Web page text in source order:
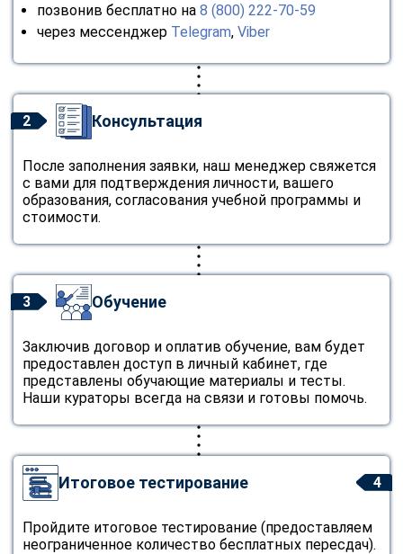
позвонив бесплатно на 8 (800) 222-70-59
через мессенджер Telegram, Viber
2 Консультация
После заполнения заявки, наш менеджер свяжется
с вами для подтверждения личности, вашего
образования, согласования учебной программы и
стоимости.
3 Обучение
Заключив договор и оплатив обучение, вам будет
предоставлен доступ в личный кабинет, где
представлены обучающие материалы и тесты.
Наши кураторы всегда на связи и готовы помочь.
4
Итоговое тестирование
Пройдите итоговое тестирование (предоставляем
неограниченное количество бесплатных пересдач).